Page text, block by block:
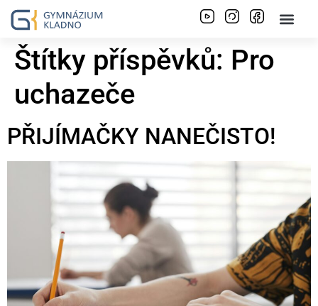
Štítky příspěvků: Pro
uchazeče
PŘIJÍMAČKY NANEČISTO!